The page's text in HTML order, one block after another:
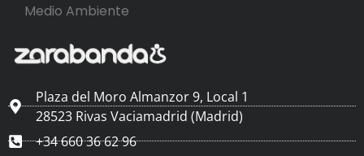
Medio Ambiente
Plaza del Moro Almanzor 9, Local 1
28523 Rivas Vaciamadrid (Madrid)
+34 660 36 62 96